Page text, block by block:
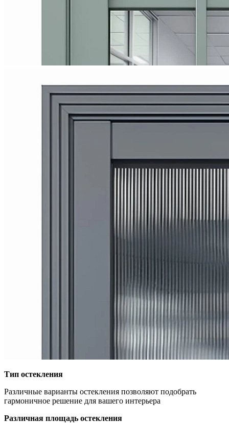
Тип остекления
Различные варианты остекления позволяют подобрать
гармоничное решение для вашего интерьера
Различная площадь остекления